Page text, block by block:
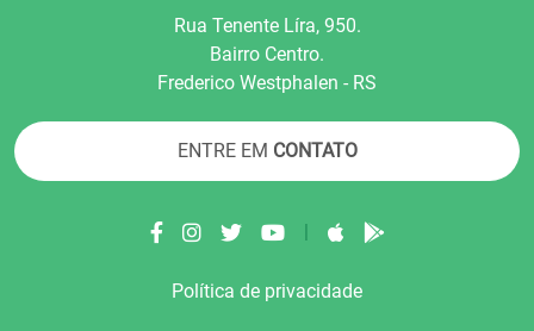
Rua Tenente Líra, 950.
Bairro Centro.
Frederico Westphalen - RS
ENTRE EM CONTATO
Política de privacidade